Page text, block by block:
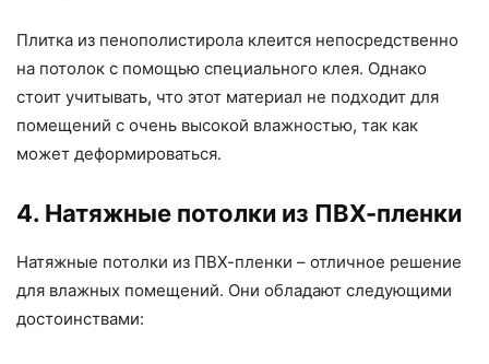
Плитка из пенополистирола клеится непосредственно
на потолок с помощью специального клея. Однако
стоит учитывать, что этот материал не подходит для
помещений с очень высокой влажностью, так как
может деформироваться.
4. Натяжные потолки из ПВХ-пленки
Натяжные потолки из ПВХ-пленки – отличное решение
для влажных помещений. Они обладают следующими
достоинствами: